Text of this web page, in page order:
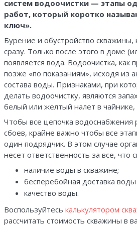
систем водоочистки — этапы
работ, который коротко
ключ».
Бурение и обустройство скважины,
сразу. Только после этого в доме
появляется вода. Водоочистка, как
позже «по показаниям», исходя из
состава воды. Признаками, при
делать водоочистку, являются
белый или желтый налет в чайнике,
Чтобы все цепочка водоснабжения
сбоев, крайне важно чтобы все
один подрядчик. В этом случае
несет ответственность за все, что
наличие воды в скважине;
бесперебойная доставка воды
качество воды.
Воспользуйтесь калькулятором
рассчитать стоимость скважины в